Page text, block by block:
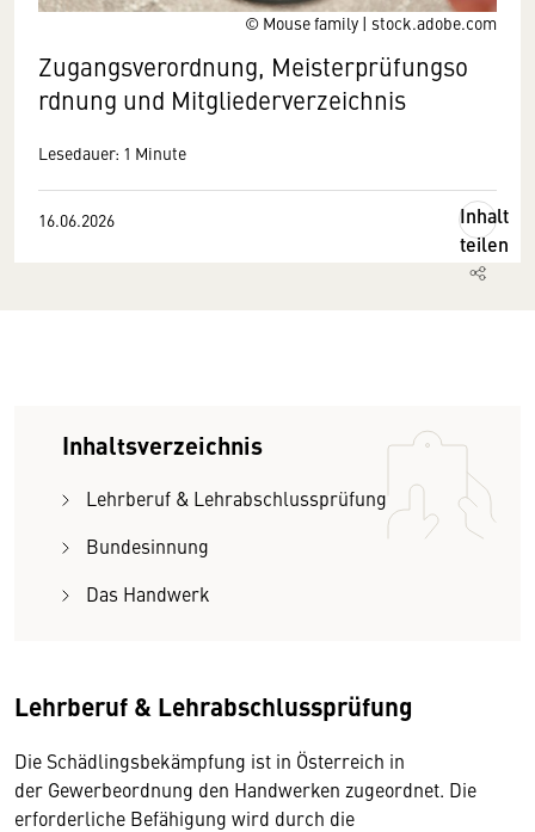
© Mouse family | stock.adobe.com
Zugangsverordnung, Meisterprüfungso
rdnung und Mitgliederverzeichnis
Lesedauer: 1 Minute
16.06.2026
Inhalt
teilen
Inhaltsverzeichnis
Lehrberuf & Lehrabschlussprüfung
Bundesinnung
Das Handwerk
Lehrberuf & Lehrabschlussprüfung
Die Schädlingsbekämpfung ist in Österreich in
der Gewerbeordnung den Handwerken zugeordnet. Die
erforderliche Befähigung wird durch die